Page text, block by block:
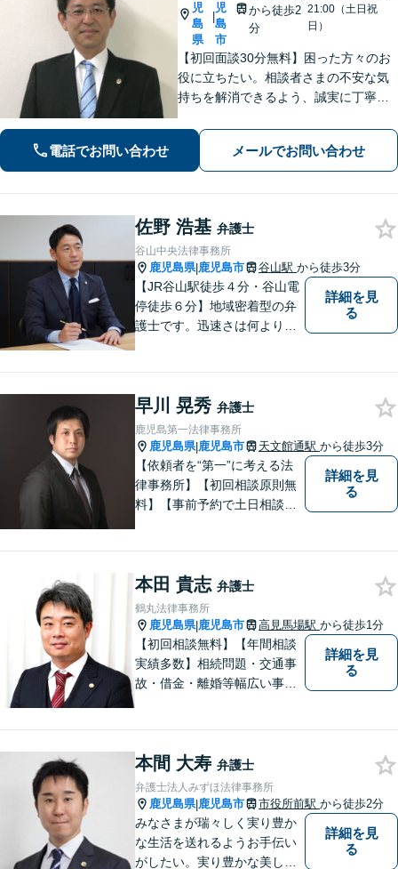
児
島
県
|
児
島
市
から徒歩2
分
21:00（土日祝
日）
【初回面談30分無料】困った方々のお
役に立ちたい。相談者さまの不安な気
持ちを解消できるよう、誠実に丁寧に
ております【市役所前2分】【休日・夜
間面談OKも可能】
電話でお問い合わせ メールでお問い合わせ
佐野 浩基 弁護士
谷山中央法律事務所
鹿児島県|鹿児島市 谷山駅 から徒歩3分
【JR谷山駅徒歩４分・谷山電
停徒歩６分】地域密着型の弁
護士です。迅速さは何よりの
詳細を見
る
早川 晃秀 弁護士
鹿児島第一法律事務所
鹿児島県|鹿児島市 天文館通駅 から徒歩3分
【依頼者を“第一”に考える法
律事務所】【初回相談原則無
料】【事前予約で土日相談
て、確かな経験にもとづき、
幅広い分野の法的トラブルへ
の対応が可能です。
詳細を見
る
本田 貴志 弁護士
鶴丸法律事務所
鹿児島県|鹿児島市 高見馬場駅 から徒歩1分
【初回相談無料】【年間相談
実績多数】相続問題・交通事
故・借金・離婚等幅広い事件
す。困ったらすぐにご相談く
ださい。
詳細を見
る
本間 大寿 弁護士
弁護士法人みずほ法律事務所
鹿児島県|鹿児島市 市役所前駅 から徒歩2分
みなさまが瑞々しく実り豊か
な生活を送れるようお手伝い
がしたい。実り豊かな美しい
詳細を見
る